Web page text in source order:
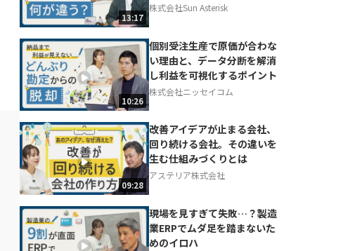
13:17
株式会社Sun Asterisk
10:26
個別受注生産で原価が合わな
い理由と、データ分断を解消
し利益を可視化するポイント
株式会社ニッセイコム
09:28
改善アイデアが止まる会社、
回り続ける会社。その違いを
生む仕組みづくりとは
アステリア株式会社
現場を見すぎて失敗…？製造
業ERPでムダ足を踏まないた
めのイロハ